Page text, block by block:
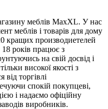
меблів MaxXL. У нас
меблів і товарів для дому
кращих производиетелей
років працює з
на свій досвід і
високої якості з
від торгівлі
спокій покупцеві,
і надаємо офіційну
виробників.